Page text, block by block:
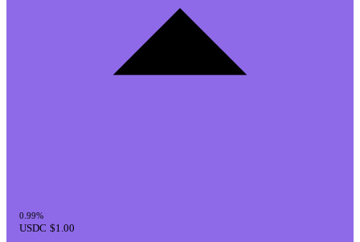
0.99%
USDC $1.00